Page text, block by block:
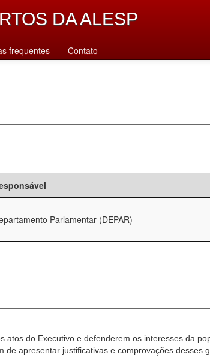
DA ALESP
frequentes Contato
Parlamentar (DEPAR)
atos do Executivo e defenderem os interesses da
apresentar justificativas e comprovações desses